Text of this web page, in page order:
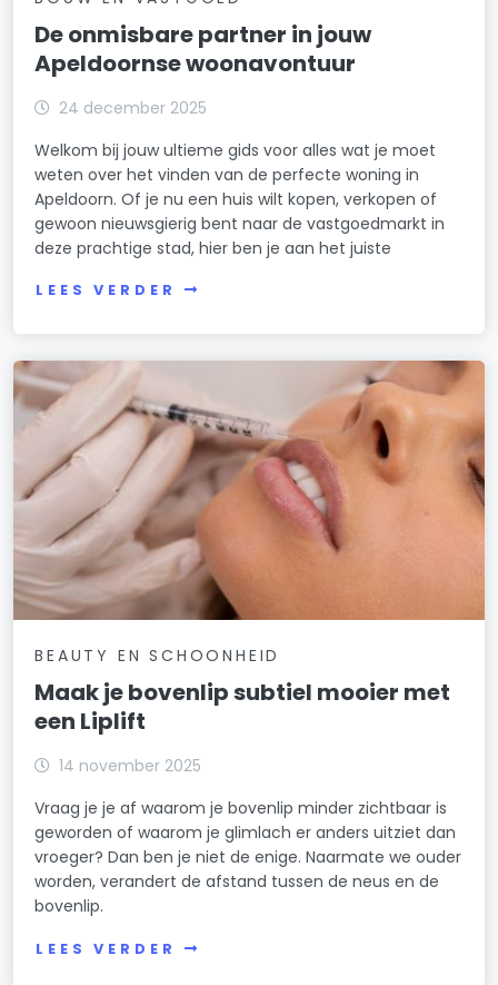
De onmisbare partner in jouw
Apeldoornse woonavontuur
24 december 2025
Welkom bij jouw ultieme gids voor alles wat je moet
weten over het vinden van de perfecte woning in
Apeldoorn. Of je nu een huis wilt kopen, verkopen of
gewoon nieuwsgierig bent naar de vastgoedmarkt in
deze prachtige stad, hier ben je aan het juiste
LEES VERDER
BEAUTY EN SCHOONHEID
Maak je bovenlip subtiel mooier met
een Liplift
14 november 2025
Vraag je je af waarom je bovenlip minder zichtbaar is
geworden of waarom je glimlach er anders uitziet dan
vroeger? Dan ben je niet de enige. Naarmate we ouder
worden, verandert de afstand tussen de neus en de
bovenlip.
LEES VERDER